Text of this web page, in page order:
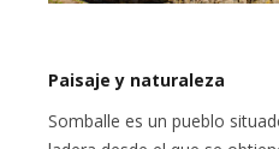
Paisaje y naturaleza
Somballe es un pueblo